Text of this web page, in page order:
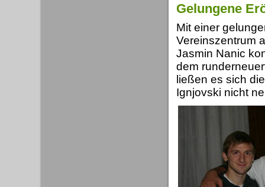
Gelungene
Mit einer
Vereinszentrum
Jasmin Nanic
dem
ließen es sich
Ignjovski nicht